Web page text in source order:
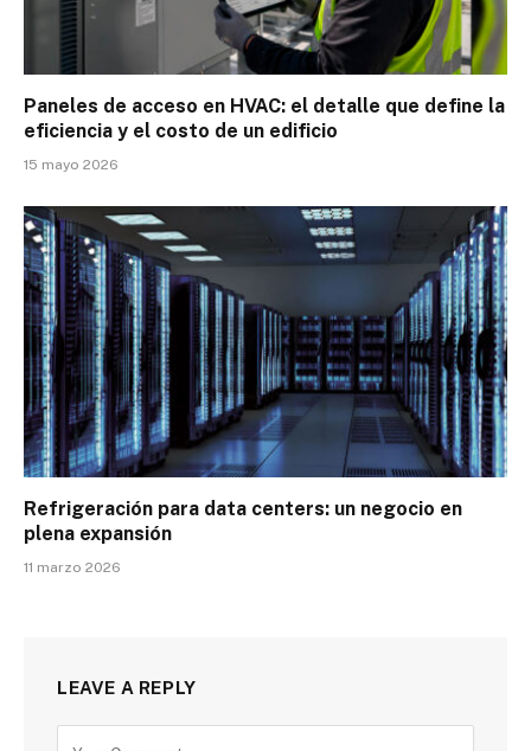
Paneles de acceso en HVAC: el detalle que define la
eficiencia y el costo de un edificio
15 mayo 2026
Refrigeración para data centers: un negocio en
plena expansión
11 marzo 2026
LEAVE A REPLY